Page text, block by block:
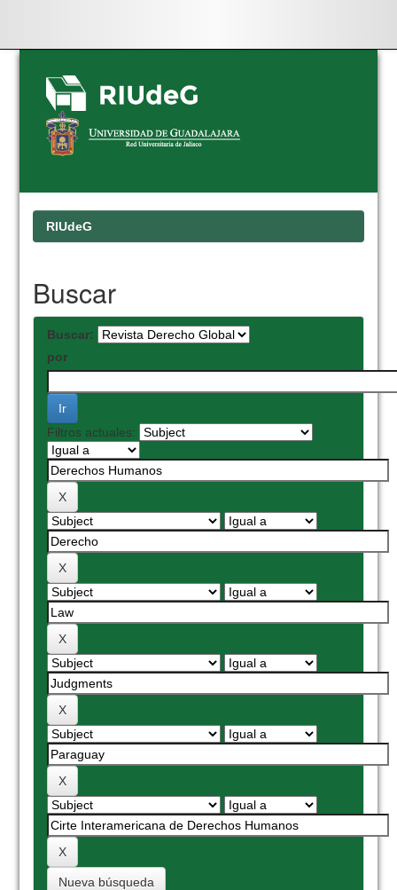
Skip
navigation
RIUdeG
Buscar
Buscar:
por
Filtros actuales:
Nueva búsqueda